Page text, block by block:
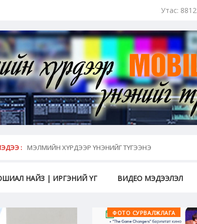
Утас:
: МЭЛМИЙН ХҮРДЭЭР ҮНЭНИЙГ ТҮГЭЭНЭ
НАЙЗ | ИРГЭНИЙ ҮГ ВИДЕО МЭДЭЭЛЭЛ
ВИДЕО МЭДЭЭЛЭЛ
ФОТО СУРВАЛЖЛАГА